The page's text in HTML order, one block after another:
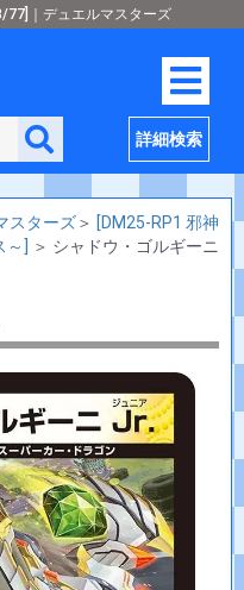
77]｜デュエルマスターズ
詳細検索
スターズ＞ [DM25-RP1 邪神
]
＞ シャドウ・ゴルギーニ